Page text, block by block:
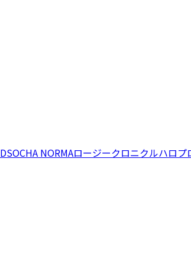
OCHA NORMAロージークロニクルハロプ